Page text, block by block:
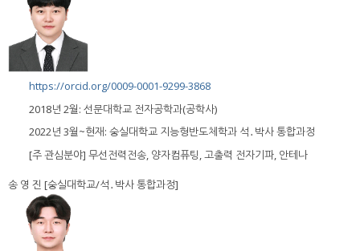
https://orcid.org/0009-0001-9299-3868
2018년 2월: 선문대학교 전자공학과(공학사)
2022년 3월~현재: 숭실대학교 지능형반도체학과 석․박사 통합과정
[주 관심분야] 무선전력전송, 양자컴퓨팅, 고출력 전자기파, 안테나
송 영 진 [숭실대학교/석․박사 통합과정]